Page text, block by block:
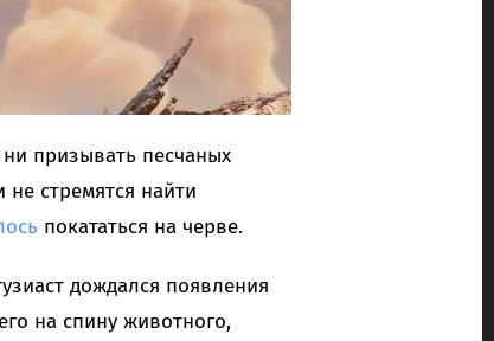
призывать песчаных
стремятся найти
покататься на черве.
дождался появления
на спину животного,